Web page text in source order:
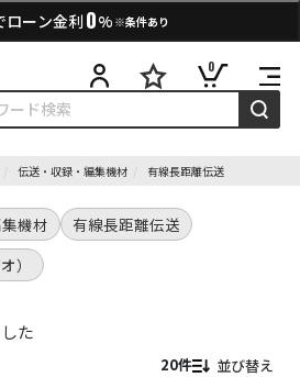
ローン金利 0% ※条件あり
0
伝送・収録・編集機材 有線長距離伝送
機材
有線長距離伝送
）
た
並び替え